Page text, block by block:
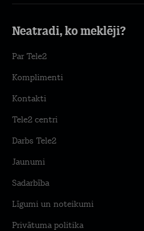
Neatradi, ko meklēji?
Par Tele2
Komplimenti
Kontakti
Tele2 centri
Darbs Tele2
Jaunumi
Sadarbība
Līgumi un noteikumi
Privātuma politika